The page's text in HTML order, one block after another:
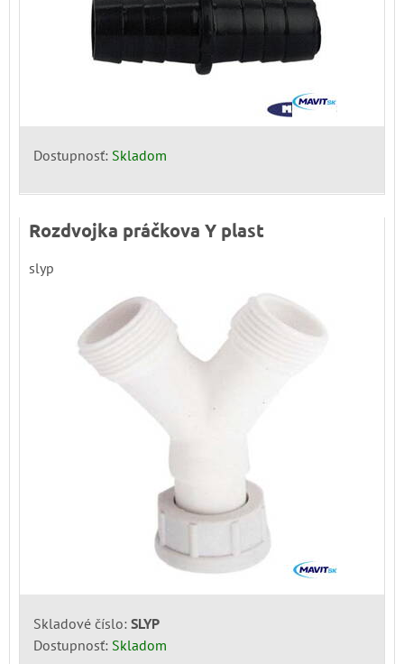
Dostupnosť: Skladom
Rozdvojka práčkova Y plast
slyp
Skladové číslo: SLYP
Dostupnosť: Skladom